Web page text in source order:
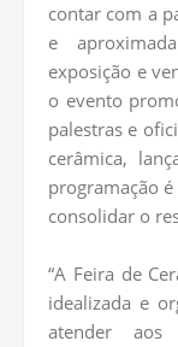
contar com a
e
exposição e
o evento
palestras e
cerâmica,
programação
consolidar o
“A Feira de
idealizada e
atender aos